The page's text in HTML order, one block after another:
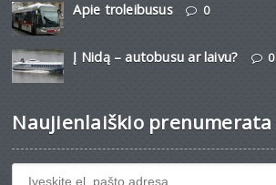
Apie troleibusus 0
Į Nidą – autobusu ar laivu? 0
Naujienlaiškio prenumerata